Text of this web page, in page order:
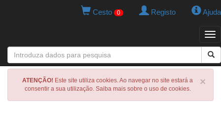
Cesto 0 Registo Ajuda
×
ATENÇÃO! Este site utiliza cookies. Ao navegar no site estará a
consentir a sua utilização. Saiba mais sobre o uso de cookies.